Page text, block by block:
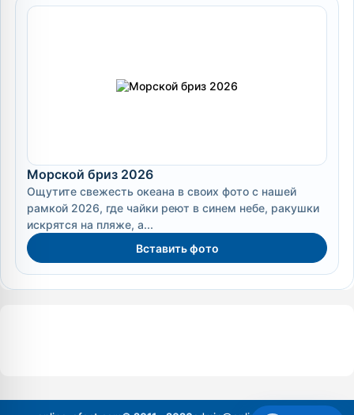
Морской бриз 2026
Ощутите свежесть океана в своих фото с нашей
рамкой 2026, где чайки реют в синем небе, ракушки
искрятся на пляже, а...
Вставить фото